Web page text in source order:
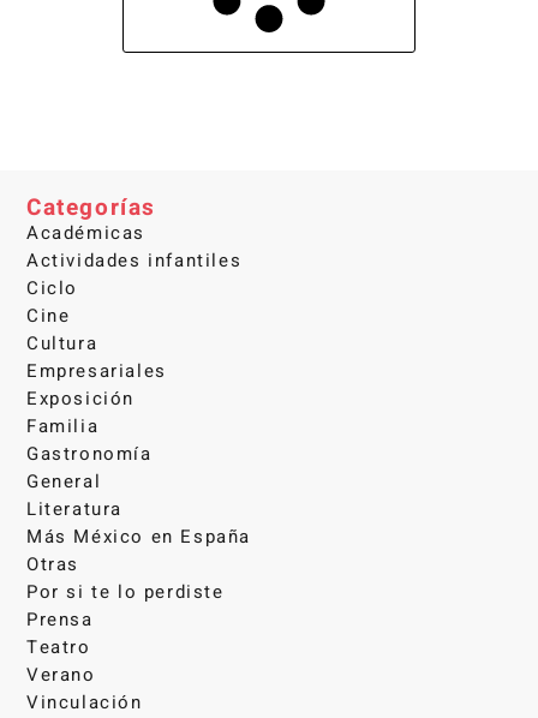
Categorías
Académicas
Actividades infantiles
Ciclo
Cine
Cultura
Empresariales
Exposición
Familia
Gastronomía
General
Literatura
Más México en España
Otras
Por si te lo perdiste
Prensa
Teatro
Verano
Vinculación